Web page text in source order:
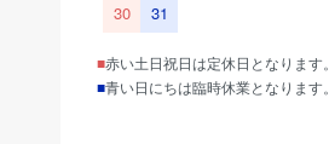
30
31
■赤い土日祝日は定休日となります。
■青い日にちは臨時休業となります。